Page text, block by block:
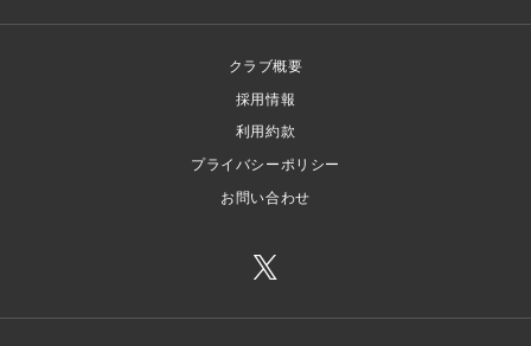
クラブ概要
採用情報
利用約款
プライバシーポリシー
お問い合わせ